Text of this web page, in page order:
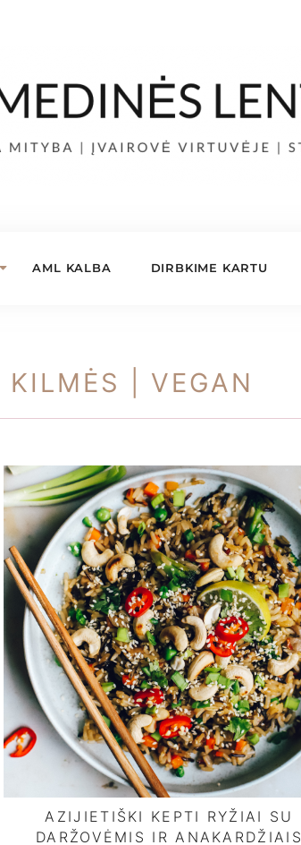
AML KALBA DIRBKIME KARTU
KILMĖS | VEGAN
AZIJIETIŠKI KEPTI RYŽIAI SU
DARŽOVĖMIS IR ANAKARDŽIAIS